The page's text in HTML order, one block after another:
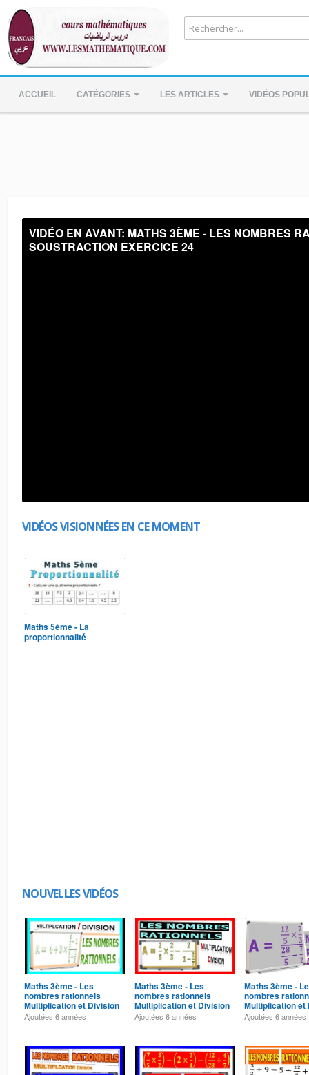
ACCUEIL CATÉGORIES LES ARTICLES VIDÉOS
VIDÉO EN AVANT: MATHS 3ÈME - LES NOMBRES
SOUSTRACTION EXERCICE 24
VIDÉOS VISIONNÉES EN CE MOMENT
Maths 5ème - La
proportionnalité
NOUVELLES VIDÉOS
Maths 3ème - Les
nombres rationnels
Multiplication et Division
Exercice 27
Ajoutées 6 années
Maths 3ème - Les
nombres rationnels
Multiplication et Division
Exercice 26
Ajoutées 6 années
Maths 3ème -
nombres
Multiplication et
Exercice 25
Ajoutées6 années